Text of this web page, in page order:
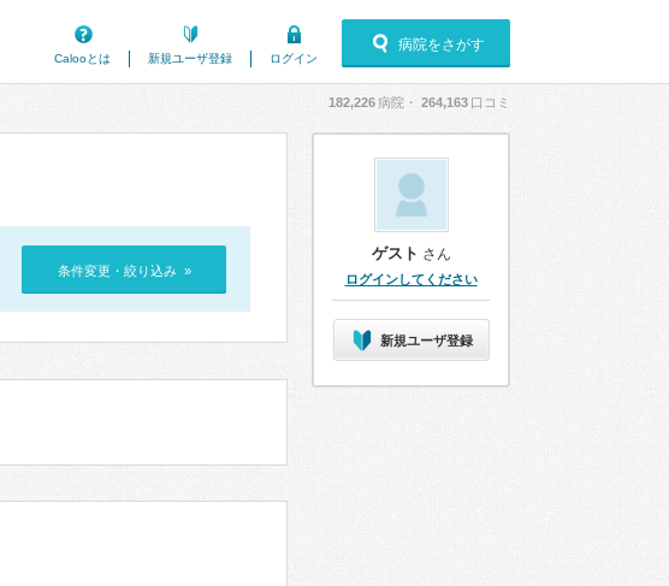
Calooとは
新規ユーザ登録 ログイン
病院をさがす
182,226病院・ 264,163 口コミ
条件変更・絞り込み »
ゲスト さん
ログインしてください
新規ユーザ登録